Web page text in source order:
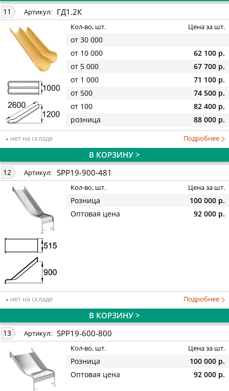
11 Артикул: ГД1.2К
Кол-во, шт. Цена за шт.
от 30 000
от 10 000
62 100 р.
от 5 000
67 700 р.
от 1 000
71 100 р.
от 500
74 500 р.
от 100
82 400 р.
розница
88 000 р.
нет на складе Подробнее
В КОРЗИНУ >
12 Артикул: SPP19-900-481
Кол-во, шт. Цена за шт.
Розница
100 000 р.
Оптовая цена
92 000 р.
нет на складе Подробнее
В КОРЗИНУ >
13 Артикул: SPP19-600-800
Кол-во, шт. Цена за шт.
Розница
100 000 р.
Оптовая цена
92 000 р.